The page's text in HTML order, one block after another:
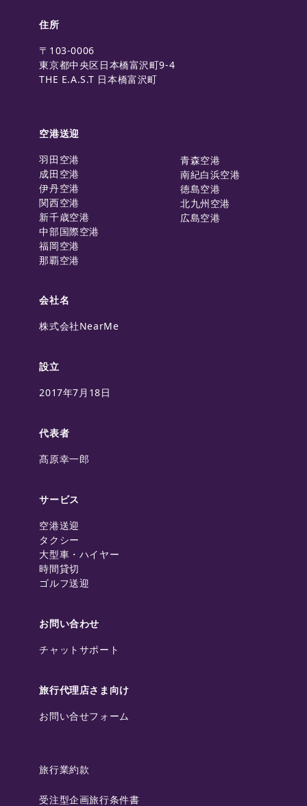
住所
〒103-0006
東京都中央区日本橋富沢町9-4
THE E.A.S.T 日本橋富沢町
空港送迎
羽田空港
成田空港
伊丹空港
関西空港
新千歳空港
中部国際空港
福岡空港
那覇空港
会社名
株式会社NearMe
設立
2017年7月18日
代表者
髙原幸一郎
サービス
空港送迎
タクシー
大型車・ハイヤー
時間貸切
ゴルフ送迎
お問い合わせ
チャットサポート
旅行代理店さま向け
お問い合せフォーム
青森空港
南紀白浜空港
徳島空港
北九州空港
広島空港
旅行業約款
受注型企画旅行条件書